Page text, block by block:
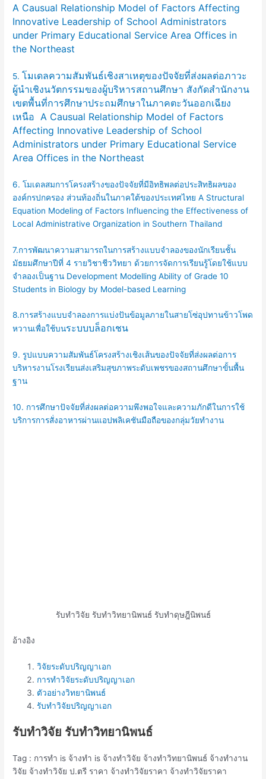
A Causual Relationship Model of Factors Affecting
Innovative Leadership of School Administrators
under Primary Educational Service Area Offices in
the Northeast
5. โมเดลความสัมพันธ์เชิงสาเหตุของปัจจัยที่ส่งผลต่อภาวะ
ผู้นำเชิงนวัตกรรมของผู้บริหารสถานศึกษา สังกัดสำนักงาน
เขตพื้นที่การศึกษาประถมศึกษาในภาคตะวันออกเฉียง
เหนือ A Causual Relationship Model of Factors
Affecting Innovative Leadership of School
Administrators under Primary Educational Service
Area Offices in the Northeast
6. โมเดลสมการโครงสร้างของปัจจัยที่มีอิทธิพลต่อประสิทธิผลของ
องค์กรปกครอง ส่วนท้องถิ่นในภาคใต้ของประเทศไทย A Structural
Equation Modeling of Factors Influencing the Effectiveness of
Local Administrative Organization in Southern Thailand
7.การพัฒนาความสามารถในการสร้างแบบจำลองของนักเรียนชั้น
มัธยมศึกษาปีที่ 4 รายวิชาชีววิทยา ด้วยการจัดการเรียนรู้โดยใช้แบบ
จำลองเป็นฐาน Development Modelling Ability of Grade 10
Students in Biology by Model-based Learning
8.การสร้างแบบจำลองการแบ่งปันข้อมูลภายในสายโซ่อุปทานข้าวโพด
หวานเพื่อใช้บนระบบบล็อกเชน
9. รูปแบบความสัมพันธ์โครงสร้างเชิงเส้นของปัจจัยที่ส่งผลต่อการ
บริหารงานโรงเรียนส่งเสริมสุขภาพระดับเพชรของสถานศึกษาขั้นพื้น
ฐาน
10. การศึกษาปัจจัยที่ส่งผลต่อความพึงพอใจและความภักดีในการใช้
บริการการสั่งอาหารผ่านแอปพลิเคชันมือถือของกลุ่มวัยทำงาน
รับทำวิจัย รับทำวิทยานิพนธ์ รับทำดุษฎีนิพนธ์
อ้างอิง
วิจัยระดับปริญญาเอก
การทำวิจัยระดับปริญญาเอก
ตัวอย่างวิทยานิพนธ์
รับทำวิจัยปริญญาเอก
รับทำวิจัย รับทำวิทยานิพนธ์
Tag : การทำ is จ้างทำ is จ้างทำวิจัย จ้างทำวิทยานิพนธ์ จ้างทํางาน
วิจัย จ้างทําวิจัย ป.ตรี ราคา จ้างทําวิจัยราคา จ้างทําวิจัยราคา